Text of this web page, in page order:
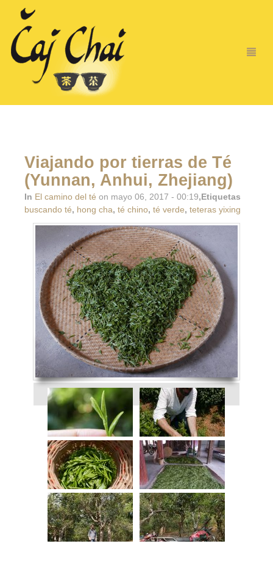
Viajando por tierras de Té
(Yunnan, Anhui, Zhejiang)
In El camino del té on mayo 06, 2017 - 00:19,Etiquetas
buscando té, hong cha, té chino, té verde, teteras yixing